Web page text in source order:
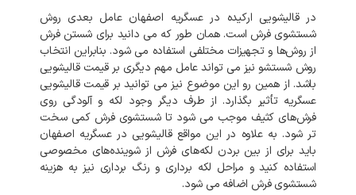
در قالیشویی ارکیده در عسگریه اصفهان عامل بعدی روش
شستشوی فرش است.همان طور که می دانید برای شستن فرش
از روش‌ها و تجهیزات مختلفی استفاده می شود. بنابراین انتخاب
روش شستشو نیز می تواند عامل مهم دیگری بر قیمت قالیشویی
باشد. از همین رو این موضوع نیز می توانید بر قیمت قالیشویی
عسگریه تأثیر بگذارد. از طرف دیگر وجود لکه و آلودگی روی
فرش‌های کثیف موجب می شود تا شستشوی فرش کمی سخت
تر شود. به علاوه در این مواقع قالیشویی در عسگریه اصفهان
باید برای از بین بردن لکه‌های فرش از شوینده‌های مخصوصی
استفاده کنید و مراحل لکه برداری و رنگ برداری نیز به هزینه
شستشوی فرش اضافه می شود.